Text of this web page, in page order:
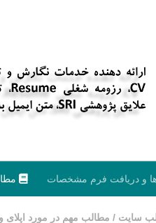
و دریافت فرم مشخصات
سایت / مطالب مهم در مورد اپلای